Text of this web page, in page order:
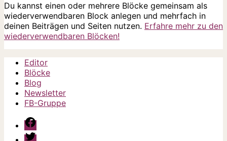
Du kannst einen oder mehrere Blöcke gemeinsam als
wiederverwendbaren Block anlegen und mehrfach in
deinen Beiträgen und Seiten nutzen. Erfahre mehr zu den
wiederverwendbaren Blöcken!
Editor
Blöcke
Blog
Newsletter
FB-Gruppe
Facebook-
Gruppe
Twitter